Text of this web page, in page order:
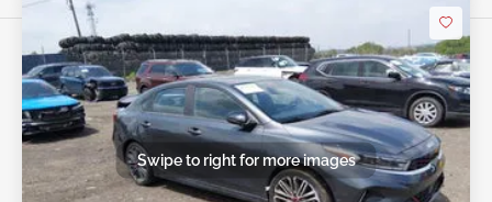
Swipe to right for more images